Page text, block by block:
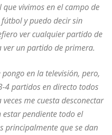
vivimos en el campo de
y puedo decir sin
ver cualquier partido de
un partido de primera.
en la televisión, pero,
4 partidos en directo todos
me cuesta desconectar
estar pendiente todo el
principalmente que se dan